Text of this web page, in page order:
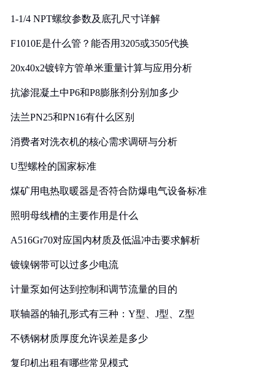
1-1/4 NPT螺纹参数及底孔尺寸详解
F1010E是什么管？能否用3205或3505代换
20x40x2镀锌方管单米重量计算与应用分析
抗渗混凝土中P6和P8膨胀剂分别加多少
法兰PN25和PN16有什么区别
消费者对洗衣机的核心需求调研与分析
U型螺栓的国家标准
煤矿用电热取暖器是否符合防爆电气设备标准
照明母线槽的主要作用是什么
A516Gr70对应国内材质及低温冲击要求解析
镀镍钢带可以过多少电流
计量泵如何达到控制和调节流量的目的
联轴器的轴孔形式有三种：Y型、J型、Z型
不锈钢材质厚度允许误差是多少
复印机出租有哪些常见模式